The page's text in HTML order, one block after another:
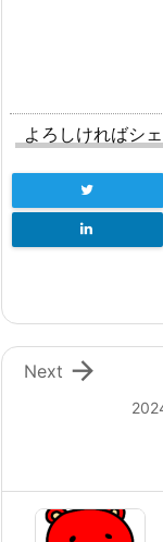
よろしければシ

Next